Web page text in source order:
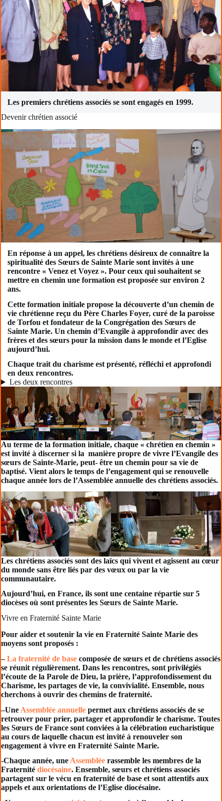
Les premiers chrétiens associés se sont engagés en 1999.
Devenir chrétien associé
En réponse à un appel, les chrétiens désireux de connaître la
spiritualité des Sœurs de Sainte Marie sont invités à une
rencontre « Venez et Voyez ». Pour ceux qui souhaitent se
mettre en chemin une formation est proposée sur environ 2
ans.
Cette formation initiale propose la découverte d’un chemin de
vie chrétienne reçu du Père Charles Foyer, curé de la paroisse
de Torfou et fondateur de la Congrégation des Sœurs de
Sainte Marie. Un chemin d’Evangile à approfondir avec des
frères et des sœurs pour la mission dans le monde et l’Eglise
aujourd’hui.
Chaque trait du charisme est présenté, réfléchi et approfondi
en deux rencontres.
Les deux rencontres
Au terme de la formation initiale, chaque « chrétien en chemin »
est invité à discerner si la manière propre de vivre l’Evangile des
sœurs de Sainte-Marie, peut- être un chemin pour sa vie de
baptisé. Vient alors le temps de l’engagement qui se renouvelle
chaque année lors de l’Assemblée annuelle des chrétiens associés.
Les chrétiens associés sont des laïcs qui vivent et agissent au cœur
du monde sans être liés par des vœux ou par la vie
communautaire.
Aujourd’hui, en France, ils sont une centaine répartie sur 5
diocèses où sont présentes les Sœurs de Sainte Marie.
Vivre en Fraternité Sainte Marie
Pour aider et soutenir la vie en Fraternité Sainte Marie des
moyens sont proposés :
–La fraternité de base composée de sœurs et de chrétiens associés
se réunit régulièrement. Dans les rencontres, sont privilégiés
l’écoute de la Parole de Dieu, la prière, l’approfondissement du
Charisme, les partages de vie, la convivialité. Ensemble, nous
cherchons à ouvrir des chemins de fraternité.
–Une Assemblée annuelle permet aux chrétiens associés de se
retrouver pour prier, partager et approfondir le charisme. Toutes
les Sœurs de France sont conviées à la célébration eucharistique
au cours de laquelle chacun est invité à renouveler son
engagement à vivre en Fraternité Sainte Marie.
-Chaque année, une Assemblée rassemble les membres de la
Fraternité diocésaine. Ensemble, sœurs et chrétiens associés
partagent sur le vécu en fraternité de base et sont attentifs aux
appels et aux orientations de l’Eglise diocésaine.